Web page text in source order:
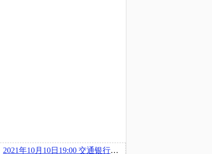
2021年10月10日19:00 交通银行股份有限公司青岛分行在博文楼218举办宣讲会